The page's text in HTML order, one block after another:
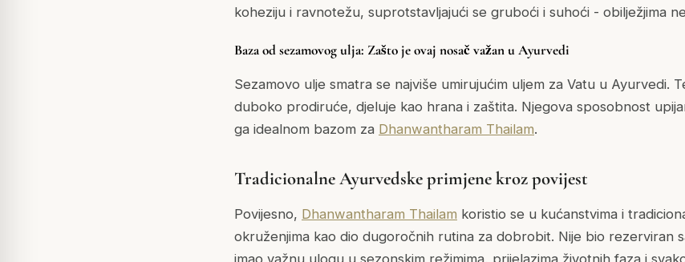
koheziju i ravnotežu, suprotstavljajući se gruboći i suhoći - obilježjima
Baza od sezamovog ulja: Zašto je ovaj nosač važan u Ayurvedi
Sezamovo ulje smatra se najviše umirujućim uljem za Vatu u Ayurvedi.
duboko prodiruće, djeluje kao hrana i zaštita. Njegova sposobnost
ga idealnom bazom za Dhanwantharam Thailam.
Tradicionalne Ayurvedske primjene kroz povijest
Povijesno, Dhanwantharam Thailam koristio se u kućanstvima i
okruženjima kao dio dugoročnih rutina za dobrobit. Nije bio rezerviran